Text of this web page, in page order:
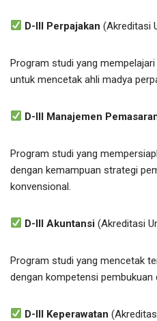
D-III Perpajakan (Akreditasi
Program studi yang
untuk mencetak ahli madya
D-III Manajemen
Program studi yang
dengan kemampuan strategi
konvensional.
D-III Akuntansi (Akreditasi
Program studi yang mencetak
dengan kompetensi pembukuan
D-III Keperawatan